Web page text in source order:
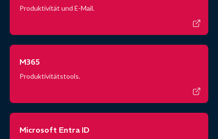
Produktivität und E-Mail.
M365
Produktivitätstools.
Microsoft Entra ID